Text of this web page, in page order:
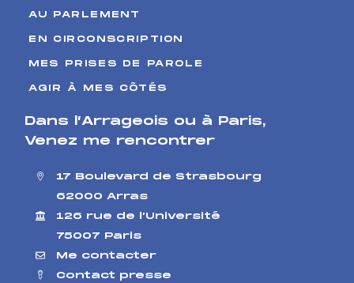
AU PARLEMENT
EN CIRCONSCRIPTION
MES PRISES DE PAROLE
AGIR À MES CÔTÉS
Dans l’Arrageois ou à Paris,
Venez me rencontrer
17 Boulevard de Strasbourg
62000 Arras
126 rue de l’Université
75007 Paris
Me contacter
Contact presse